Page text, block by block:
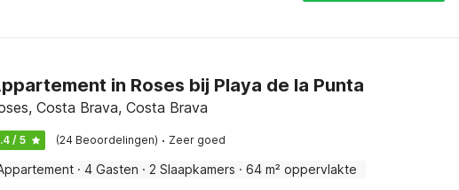
in Roses bij Playa de la Punta
Costa Brava, Costa Brava
/ 5 (24 Beoordelingen) · Zeer goed
· 4 Gasten · 2 Slaapkamers · 64 m² oppervlakte